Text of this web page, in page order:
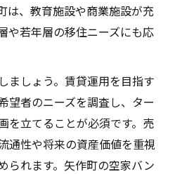
は、教育施設や商業施設が充
や若年層の移住ニーズにも応
ましょう。賃貸運用を目指す
望者のニーズを調査し、ター
を立てることが必須です。売
通性や将来の資産価値を重視
られます。矢作町の空家バン